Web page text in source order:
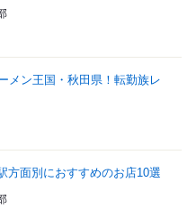
メン王国・秋田県！転勤族レ
方面別におすすめのお店10選